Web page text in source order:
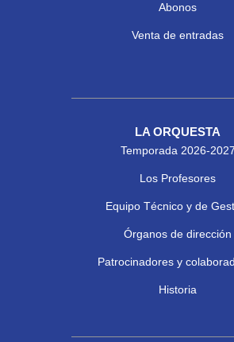
Abonos
Venta de entradas
LA ORQUESTA
Temporada 2026-2027
Los Profesores
Equipo Técnico y de
Órganos de dirección
Patrocinadores y
Historia